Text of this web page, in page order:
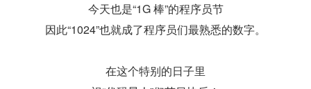
今天也是“1G 棒”的程序员节
因此“1024”也就成了程序员们最熟悉的数字。
在这个特别的日子里